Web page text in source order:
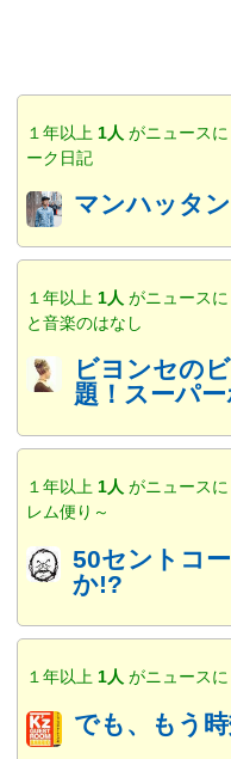
１年以上 1人 がニュース
ーク日記
マンハッタン
１年以上 1人 がニュース
と音楽のはなし
ビヨンセの
題！スーパ
１年以上 1人 がニュース
レム便り～
50セントコ
か!?
１年以上 1人 がニュース
でも、もう